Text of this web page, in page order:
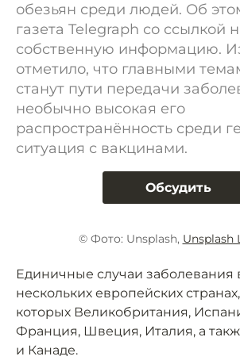
обезьян среди людей. Об
газета Telegraph со ссылкой
собственную информацию.
отметило, что главными
станут пути передачи
необычно высокая его
распространённость среди
ситуация с вакцинами.
Обсудить
© Фото: Unsplash, Unsplash
Единичные случаи заболевания
нескольких европейских
которых Великобритания,
Франция, Швеция, Италия, а
и Канаде.